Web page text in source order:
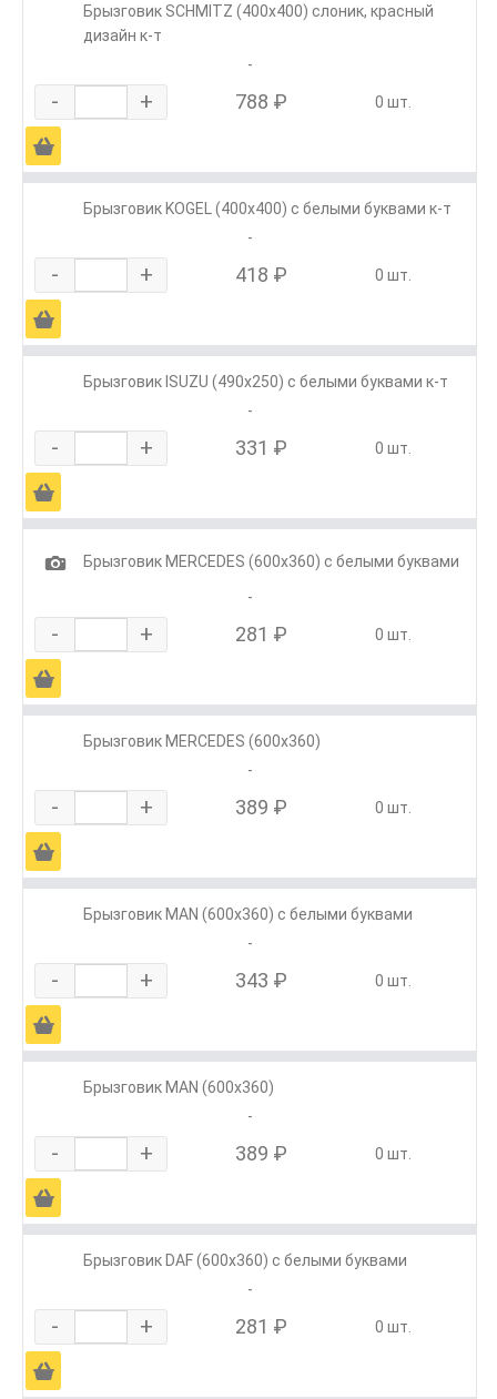
Брызговик SCHMITZ (400х400) слоник, красный
дизайн к-т
-
- + 788 ₽ 0 шт.
Ä
Брызговик KOGEL (400х400) с белыми буквами к-т
-
- + 418 ₽ 0 шт.
Ä
Брызговик ISUZU (490х250) с белыми буквами к-т
-
- + 331 ₽ 0 шт.
Ä
1
Брызговик MERCEDES (600х360) с белыми буквами
-
- + 281 ₽ 0 шт.
Ä
Брызговик MERCEDES (600х360)
-
- + 389 ₽ 0 шт.
Ä
Брызговик MAN (600х360) с белыми буквами
-
- + 343 ₽ 0 шт.
Ä
Брызговик MAN (600х360)
-
- + 389 ₽ 0 шт.
Ä
Брызговик DAF (600х360) с белыми буквами
-
- + 281 ₽ 0 шт.
Ä